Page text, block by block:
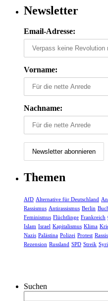
Newsletter
Email-Adresse:
Vorname:
Nachname:
Themen
AfD Alternative für Deutschland
Rassismus Antirassismus Berlin
Feminismus Flüchtlinge Frankreich
Islam Israel Kapitalismus Klima
Nazis Palästina Polizei Protest
Rezension Russland SPD Streik
Suchen